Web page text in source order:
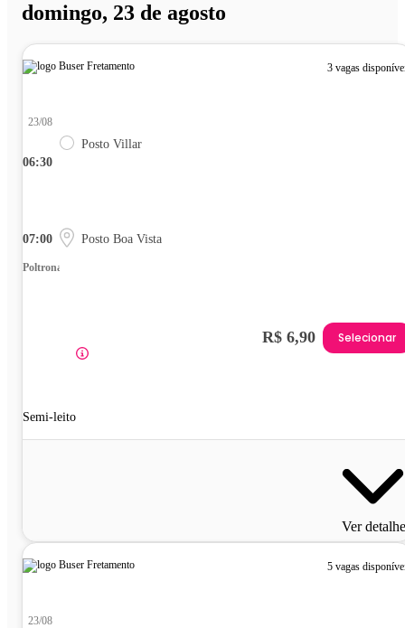
domingo, 23 de agosto
3 vagas
06:30
23/08
Posto Villar
07:00 Posto Boa Vista
Poltrona
Semi-leito
R$ 6,90 Selecionar
Ver
5 vagas
23/08